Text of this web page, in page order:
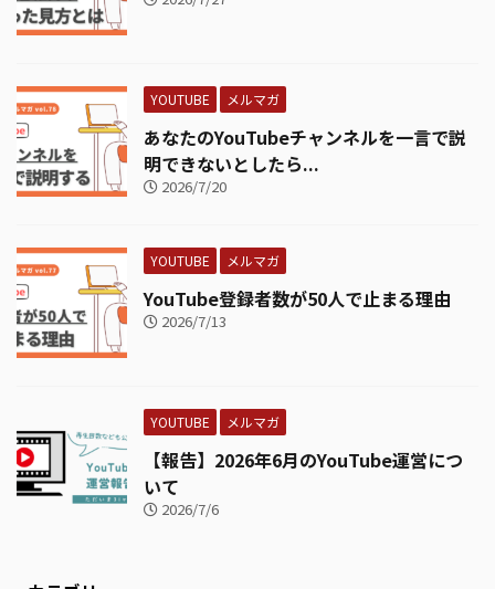
YOUTUBE メルマガ
あなたのYouTubeチャンネルを一言で説
明できないとしたら...
2026/7/20
YOUTUBE メルマガ
YouTube登録者数が50人で止まる理由
2026/7/13
YOUTUBE メルマガ
【報告】2026年6月のYouTube運営につ
いて
2026/7/6